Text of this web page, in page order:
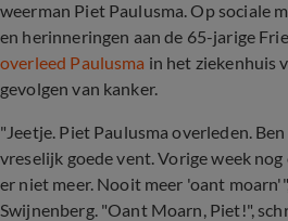
weerman Piet Paulusma. Op sociale
en herinneringen aan de 65-jarige
overleed Paulusma in het ziekenhuis
gevolgen van kanker.
"Jeetje. Piet Paulusma overleden.
vreselijk goede vent. Vorige week
er niet meer. Nooit meer 'oant
Swijnenberg. "Oant Moarn, Piet!",